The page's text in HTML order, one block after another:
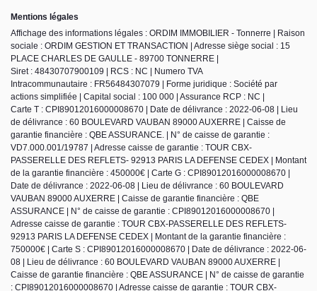
Mentions légales
Affichage des informations légales : ORDIM IMMOBILIER - Tonnerre | Raison
sociale : ORDIM GESTION ET TRANSACTION | Adresse siège social : 15
PLACE CHARLES DE GAULLE - 89700 TONNERRE |
Siret : 48430707900109 | RCS : NC | Numero TVA
Intracommunautaire : FR56484307079 | Forme juridique : Société par
actions simplifiée | Capital social : 100 000 | Assurance RCP : NC |
Carte T : CPI89012016000008670 | Date de délivrance : 2022-06-08 | Lieu
de délivrance : 60 BOULEVARD VAUBAN 89000 AUXERRE | Caisse de
garantie financière : QBE ASSURANCE. | N° de caisse de garantie :
VD7.000.001/19787 | Adresse caisse de garantie : TOUR CBX-
PASSERELLE DES REFLETS- 92913 PARIS LA DEFENSE CEDEX | Montant
de la garantie financière : 450000€ | Carte G : CPI89012016000008670 |
Date de délivrance : 2022-06-08 | Lieu de délivrance : 60 BOULEVARD
VAUBAN 89000 AUXERRE | Caisse de garantie financière : QBE
ASSURANCE | N° de caisse de garantie : CPI89012016000008670 |
Adresse caisse de garantie : TOUR CBX-PASSERELLE DES REFLETS-
92913 PARIS LA DEFENSE CEDEX | Montant de la garantie financière :
750000€ | Carte S : CPI89012016000008670 | Date de délivrance : 2022-06-
08 | Lieu de délivrance : 60 BOULEVARD VAUBAN 89000 AUXERRE |
Caisse de garantie financière : QBE ASSURANCE | N° de caisse de garantie
: CPI89012016000008670 | Adresse caisse de garantie : TOUR CBX-